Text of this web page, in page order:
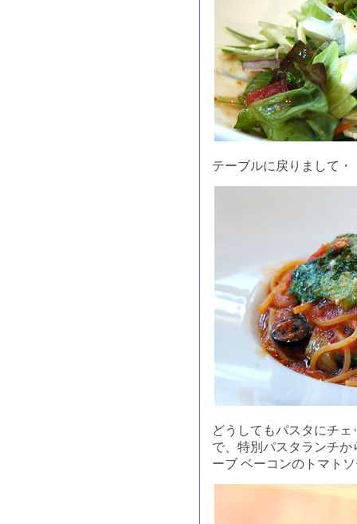
テーブルに戻りまして・
どうしてもパスタにチ
で、特別パスタランチ
ーブ ベーコンのトマト